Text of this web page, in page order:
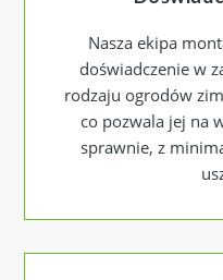
Nasza ekipa
doświadczenie w
rodzaju ogrodów
co pozwala jej na
sprawnie, z